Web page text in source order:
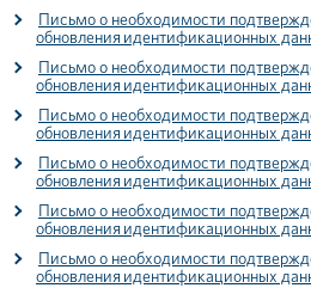
Письмо о необходимости
обновления идентификационных
Письмо о необходимости
обновления идентификационных
Письмо о необходимости
обновления идентификационных
Письмо о необходимости
обновления идентификационных
Письмо о необходимости
обновления идентификационных
Письмо о необходимости
обновления идентификационных